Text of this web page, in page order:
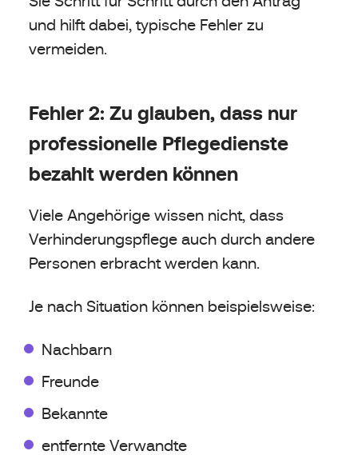
und hilft dabei, typische Fehler zu
vermeiden.
Fehler 2: Zu glauben, dass nur
professionelle Pflegedienste
bezahlt werden können
Viele Angehörige wissen nicht, dass
Verhinderungspflege auch durch andere
Personen erbracht werden kann.
Je nach Situation können beispielsweise:
Nachbarn
Freunde
Bekannte
entfernte Verwandte